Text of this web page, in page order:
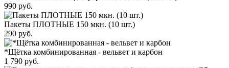
990 руб.
Пакеты ПЛОТНЫЕ 150 мкн. (10 шт.)
290 руб.
*Щётка комбинированная - вельвет и карбон
1 790 руб.